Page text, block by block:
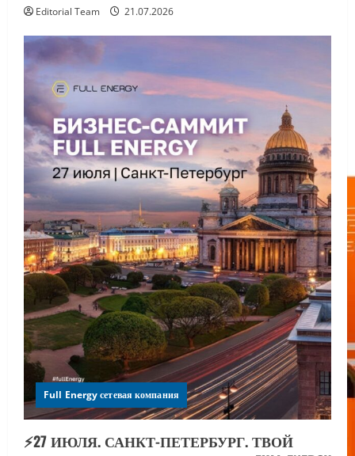
Editorial Team 21.07.2026
Full Energy сетевая компания
⚡️27 ИЮЛЯ. САНКТ-ПЕТЕРБУРГ. ТВОЙ